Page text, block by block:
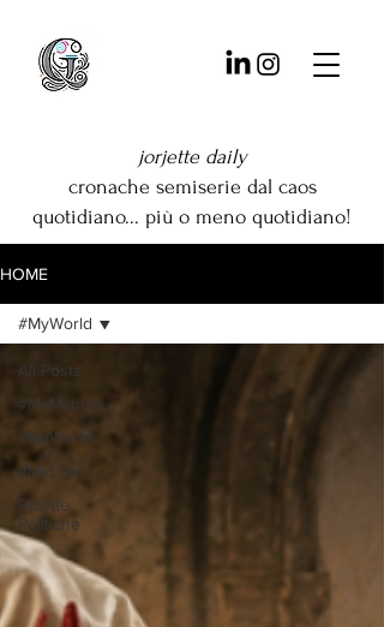
jorjette daily
cronache semiserie dal caos
quotidiano... più o meno quotidiano!
HOME
All Posts
#MyMantra
#MyWorld
#MyLife
Ricette
Politiche
#MyWorld